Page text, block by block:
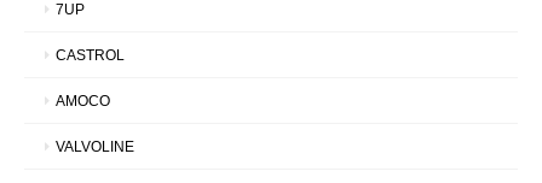
7UP
CASTROL
AMOCO
VALVOLINE